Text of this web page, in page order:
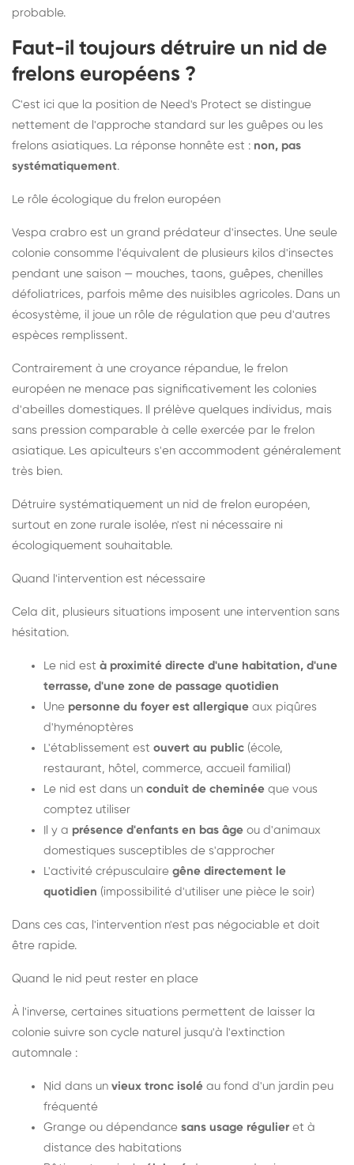
probable.
Faut-il toujours détruire un nid de
frelons européens ?
C'est ici que la position de Need's Protect se distingue
nettement de l'approche standard sur les guêpes ou les
frelons asiatiques. La réponse honnête est : non, pas
systématiquement.
Le rôle écologique du frelon européen
Vespa crabro est un grand prédateur d'insectes. Une seule
colonie consomme l'équivalent de plusieurs kilos d'insectes
pendant une saison — mouches, taons, guêpes, chenilles
défoliatrices, parfois même des nuisibles agricoles. Dans un
écosystème, il joue un rôle de régulation que peu d'autres
espèces remplissent.
Contrairement à une croyance répandue, le frelon
européen ne menace pas significativement les colonies
d'abeilles domestiques. Il prélève quelques individus, mais
sans pression comparable à celle exercée par le frelon
asiatique. Les apiculteurs s'en accommodent généralement
très bien.
Détruire systématiquement un nid de frelon européen,
surtout en zone rurale isolée, n'est ni nécessaire ni
écologiquement souhaitable.
Quand l'intervention est nécessaire
Cela dit, plusieurs situations imposent une intervention sans
hésitation.
Le nid est à proximité directe d'une habitation, d'une
terrasse, d'une zone de passage quotidien
Une personne du foyer est allergique aux piqûres
d'hyménoptères
L'établissement est ouvert au public (école,
restaurant, hôtel, commerce, accueil familial)
Le nid est dans un conduit de cheminée que vous
comptez utiliser
Il y a présence d'enfants en bas âge ou d'animaux
domestiques susceptibles de s'approcher
L'activité crépusculaire gêne directement le
quotidien (impossibilité d'utiliser une pièce le soir)
Dans ces cas, l'intervention n'est pas négociable et doit
être rapide.
Quand le nid peut rester en place
À l'inverse, certaines situations permettent de laisser la
colonie suivre son cycle naturel jusqu'à l'extinction
automnale :
Nid dans un vieux tronc isolé au fond d'un jardin peu
fréquenté
Grange ou dépendance sans usage régulier et à
distance des habitations